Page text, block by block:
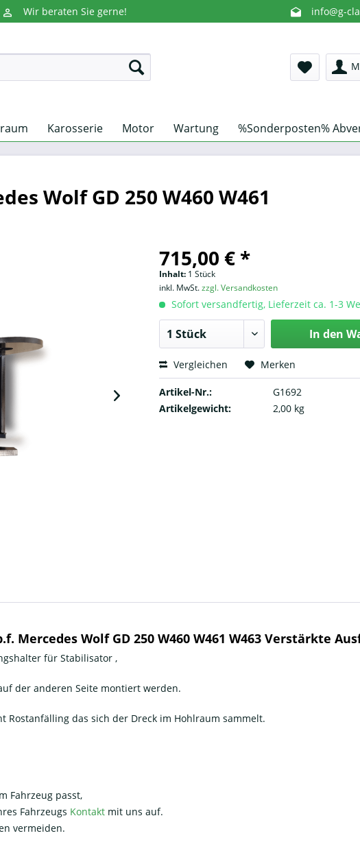
Wir beraten Sie gerne!
info@g-
Karosserie Motor Wartung %Sonderposten%
Wolf GD 250 W460 W461
715,00 € *
Inhalt: 1 Stück
inkl. MwSt.zzgl. Versandkosten
Sofort versandfertig, Lieferzeit ca. 1-3
In den
Vergleichen Merken
Artikel-Nr.:
G1692
Artikelgewicht:
2,00 kg
Wolf GD 250 W460 W461 W463 Verstärkte
für Stabilisator ,
der anderen Seite montiert werden.
das sich der Dreck im Hohlraum sammelt.
Fahrzeug passt,
Fahrzeugs Kontakt mit uns auf.
vermeiden.